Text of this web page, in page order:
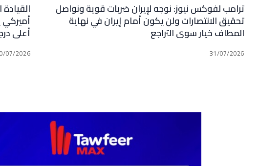
ترامب لفوكس نيوز: نوجه لإيران ضربات قوية ونواصل
تحقيق الانتصارات ولن يكون أمام إيران في نهاية
المطاف خيار سوى التراجع
31/07/2026
أعلى
07/2026